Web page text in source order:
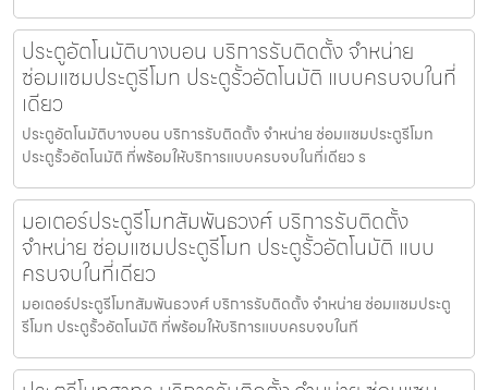
ประตูอัตโนมัติบางบอน บริการรับติดตั้ง จำหน่าย
ซ่อมแซมประตูรีโมท ประตูรั้วอัตโนมัติ แบบครบจบในที่
เดียว
ประตูอัตโนมัติบางบอน บริการรับติดตั้ง จำหน่าย ซ่อมแซมประตูรีโมท
ประตูรั้วอัตโนมัติ ที่พร้อมให้บริการแบบครบจบในที่เดียว ร
มอเตอร์ประตูรีโมทสัมพันธวงศ์ บริการรับติดตั้ง
จำหน่าย ซ่อมแซมประตูรีโมท ประตูรั้วอัตโนมัติ แบบ
ครบจบในที่เดียว
มอเตอร์ประตูรีโมทสัมพันธวงศ์ บริการรับติดตั้ง จำหน่าย ซ่อมแซมประตู
รีโมท ประตูรั้วอัตโนมัติ ที่พร้อมให้บริการแบบครบจบในที